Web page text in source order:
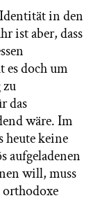
in den
ist aber, dass
es doch um
das
wäre. Im
heute keine
aufgeladenen
will, muss
orthodoxe